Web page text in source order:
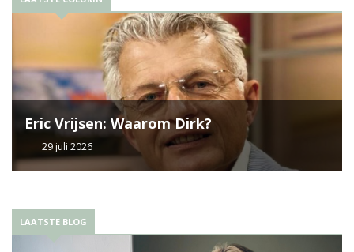
Eric Vrijsen: Waarom Dirk?
29 juli 2026
LAATSTE BLOG